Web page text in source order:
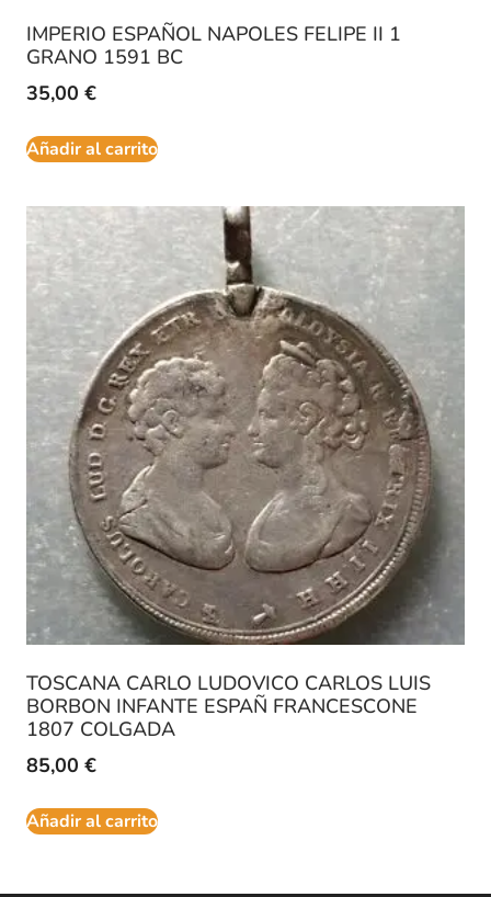
IMPERIO ESPAÑOL NAPOLES FELIPE II 1
GRANO 1591 BC
35,00 €
Añadir al carrito
TOSCANA CARLO LUDOVICO CARLOS LUIS
BORBON INFANTE ESPAÑ FRANCESCONE
1807 COLGADA
85,00 €
Añadir al carrito